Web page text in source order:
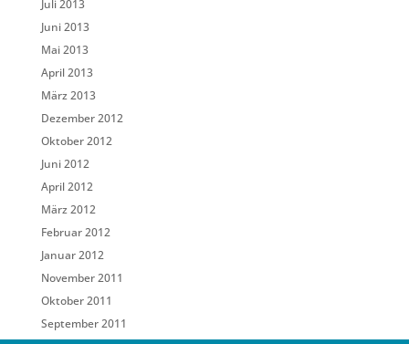
Juli 2013
Juni 2013
Mai 2013
April 2013
März 2013
Dezember 2012
Oktober 2012
Juni 2012
April 2012
März 2012
Februar 2012
Januar 2012
November 2011
Oktober 2011
September 2011